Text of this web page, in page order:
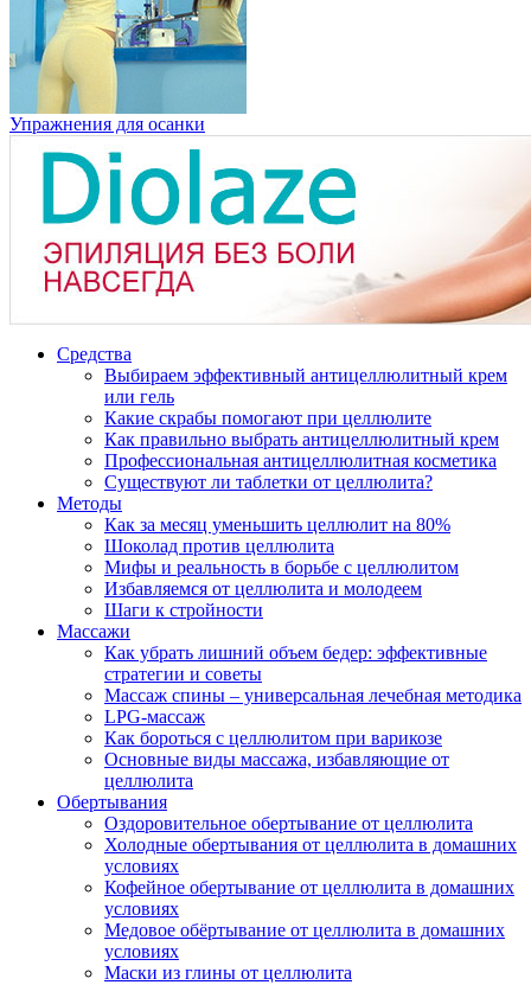
Упражнения для осанки
Средства
Выбираем эффективный антицеллюлитный крем
или гель
Какие скрабы помогают при целлюлите
Как правильно выбрать антицеллюлитный крем
Профессиональная антицеллюлитная косметика
Существуют ли таблетки от целлюлита?
Методы
Как за месяц уменьшить целлюлит на 80%
Шоколад против целлюлита
Мифы и реальность в борьбе с целлюлитом
Избавляемся от целлюлита и молодеем
Шаги к стройности
Массажи
Как убрать лишний объем бедер: эффективные
стратегии и советы
Массаж спины – универсальная лечебная методика
LPG-массаж
Как бороться с целлюлитом при варикозе
Основные виды массажа, избавляющие от
целлюлита
Обертывания
Оздоровительное обертывание от целлюлита
Холодные обертывания от целлюлита в домашних
условиях
Кофейное обертывание от целлюлита в домашних
условиях
Медовое обёртывание от целлюлита в домашних
условиях
Маски из глины от целлюлита